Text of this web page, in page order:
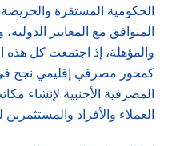
الحكومية المستقرة
المتوافق مع المعايير
والمؤهلة، إذ اجتمعت كل هذه
كمحور مصرفي إقليمي نجح
المصرفية الأجنبية لإنشاء
العملاء والأفراد